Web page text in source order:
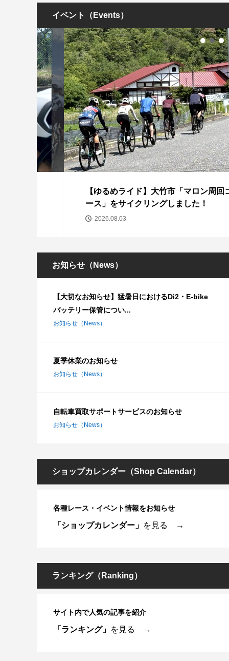
イベント（Events）
【ゆるめライド】大竹市「マロン周回コ
ース」をサイクリングしました！
2026.08.03
お知らせ（News）
【大切なお知らせ】猛暑日におけるDi2・E-bike
バッテリー保管につい...
お知らせ（News）
夏季休業のお知らせ
お知らせ（News）
自転車買取サポートサービスのお知らせ
お知らせ（News）
ショップカレンダー（Shop Calendar）
各種レース・イベント情報をお知らせ
「ショップカレンダー」 を見る →
ランキング（Ranking）
サイト内で人気の記事を紹介
「ランキング」 を見る →